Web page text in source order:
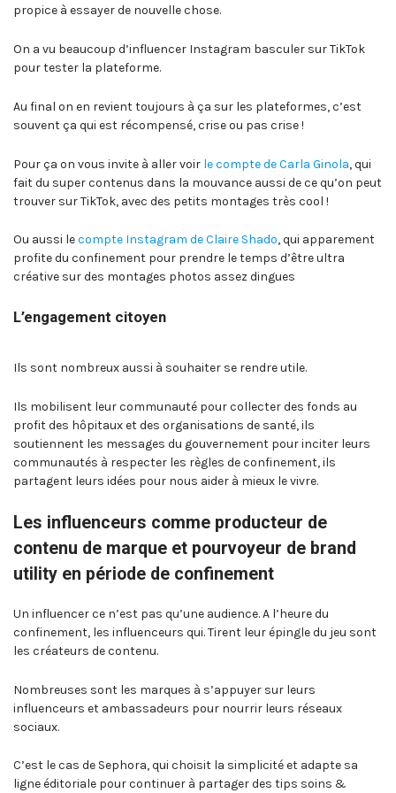
propice à essayer de nouvelle chose.
On a vu beaucoup d’influencer Instagram basculer sur TikTok
pour tester la plateforme.
Au final on en revient toujours à ça sur les plateformes, c’est
souvent ça qui est récompensé, crise ou pas crise !
Pour ça on vous invite à aller voir le compte de Carla Ginola, qui
fait du super contenus dans la mouvance aussi de ce qu’on peut
trouver sur TikTok, avec des petits montages très cool !
Ou aussi lecompte Instagram de Claire Shado, qui apparement
profite du confinement pour prendre le temps d’être ultra
créative sur des montages photos assez dingues
L’engagement citoyen
Ils sont nombreux aussi à souhaiter se rendre utile.
Ils mobilisent leur communauté pour collecter des fonds au
profit des hôpitaux et des organisations de santé, ils
soutiennent les messages du gouvernement pour inciter leurs
communautés à respecter les règles de confinement, ils
partagent leurs idées pour nous aider à mieux le vivre.
Les influenceurs comme producteur de
contenu de marque et pourvoyeur de brand
utility en période de confinement
Un influencer ce n’est pas qu’une audience. A l’heure du
confinement, les influenceurs qui. Tirent leur épingle du jeu sont
les créateurs de contenu.
Nombreuses sont les marques à s’appuyer sur leurs
influenceurs et ambassadeurs pour nourrir leurs réseaux
sociaux.
C’est le cas de Sephora, qui choisit la simplicité et adapte sa
ligne éditoriale pour continuer à partager des tips soins &